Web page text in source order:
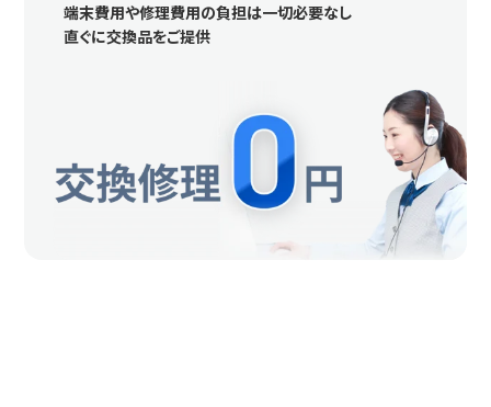
端末費用や修理費用の負担は一切必要なし
直ぐに交換品をご提供